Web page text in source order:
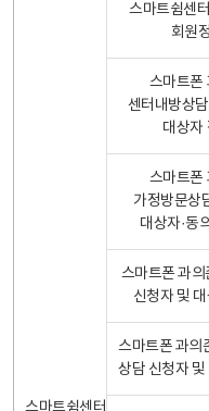
스마트쉼센
회원
스마트폰
센터내방상
대상자
스마트폰
가정방문상
대상자·동
스마트폰 과의
신청자 및
스마트폰 과의
상담 신청자